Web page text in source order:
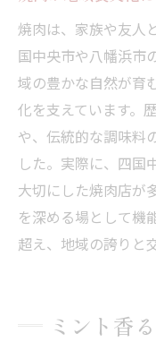
焼肉は、家族や友人
国中央市や八幡浜市
域の豊かな自然が育
化を支えています。
や、伝統的な調味料
した。実際に、四国
大切にした焼肉店が
を深める場として機
超え、地域の誇りと
ミント香